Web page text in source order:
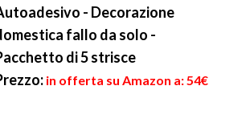
- Decorazione
fallo da solo -
di 5 strisce
in offerta su Amazon a: 54€